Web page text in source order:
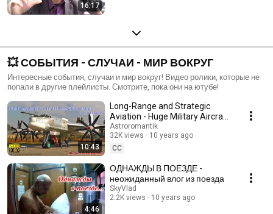
16:17
💥 СОБЫТИЯ - СЛУЧАИ - МИР ВОКРУГ
Интересные события, случаи и мир вокруг! Видео ролики, которые не
попали в другие плейлисты. Смотрите, пока они на ютубе!
10:43
Long-Range and Strategic
Aviation - Huge Military Aircraft!
Museum in the city of Poltava
(Ukraine)
Astroromantik
32K views
10 years ago
CC
4:46
ОДНАЖДЫ В ПОЕЗДЕ -
неожиданный влог из поезда
SkyVlad
2.2K views
10 years ago